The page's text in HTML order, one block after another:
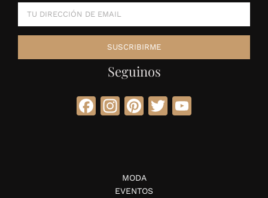
Seguinos
Facebook
Instagram
Pinterest
Twitter
MODA
EVENTOS